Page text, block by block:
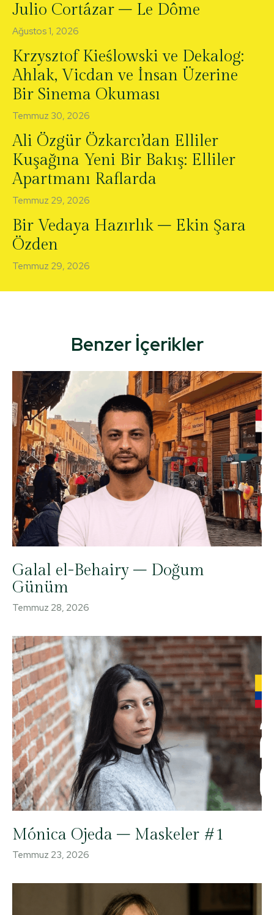
Julio Cortázar – Le Dôme
Ağustos 1, 2026
Krzysztof Kieślowski ve Dekalog:
Ahlak, Vicdan ve İnsan Üzerine
Bir Sinema Okuması
Temmuz 30, 2026
Ali Özgür Özkarcı’dan Elliler
Kuşağına Yeni Bir Bakış: Elliler
Apartmanı Raflarda
Temmuz 29, 2026
Bir Vedaya Hazırlık – Ekin Şara
Özden
Temmuz 29, 2026
Benzer İçerikler
Galal el-Behairy – Doğum
Günüm
Temmuz 28, 2026
Mónica Ojeda – Maskeler #1
Temmuz 23, 2026